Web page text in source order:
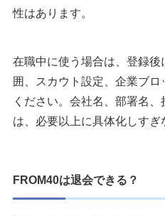
性はあります。
在職中に使う場合は、登録
囲、スカウト設定、企業ブ
ください。会社名、部署名
は、必要以上に具体化しすぎ
FROM40は退会できる？